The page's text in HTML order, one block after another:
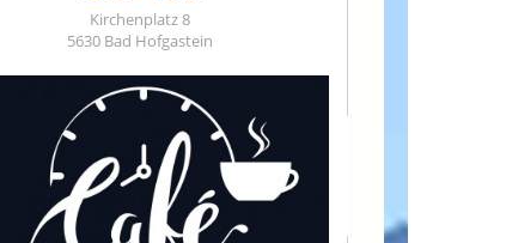
Kirchenplatz 8
5630 Bad Hofgastein